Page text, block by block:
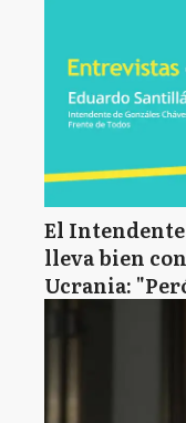
El
lleva bien
Ucrania: